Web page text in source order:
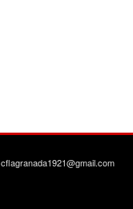
cflagranada1921@gmail.com